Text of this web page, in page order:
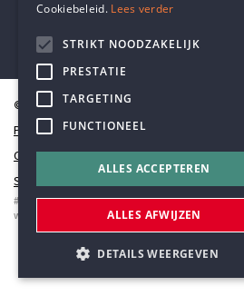
© Humanistisch Verbond 2026
Privacy
Cookiestatement
Sitemap
#codedwithlove byCodelines
webapplicaties
mobiele apps&maatwerk websites
Cookiebeleid. Lees verder
STRIKT NOODZAKELIJK
PRESTATIE
TARGETING
FUNCTIONEEL
ALLES ACCEPTEREN
ALLES AFWIJZEN
DETAILS WEERGEVEN